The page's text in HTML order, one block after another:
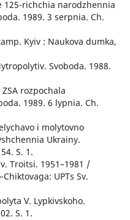
125-richchia narodzhennia
1989. 3 serpnia. Ch.
Kyiv : Naukova dumka,
Svoboda. 1988.
rozpochala
1989. 6 lypnia. Ch.
i molytovno
Ukrainy.
S. 1.
Troitsi. 1951–1981 /
UPTs Sv.
V. Lypkivskoho.
S. 1.